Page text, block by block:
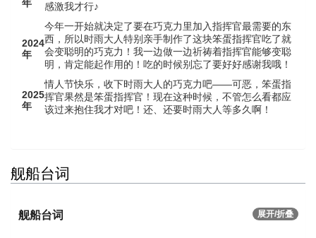
年 感激我才行♪
2024
年
今年一开始就决定了要在巧克力里加入指挥官最需要的东
西，所以时雨大人特别亲手制作了这块笨蛋指挥官吃了就
会变聪明的巧克力！我一边做一边祈祷着指挥官能够变聪
明，肯定能起作用的！吃的时候别忘了要好好感谢我哦！
2025
年
情人节快乐，收下时雨大人的巧克力吧——可恶，笨蛋指
挥官果然是笨蛋指挥官！现在这种时候，不管怎么看都应
该过来抱住我才对吧！还、还要时雨大人等多久啊！
舰船台词
舰船台词 展开/折叠